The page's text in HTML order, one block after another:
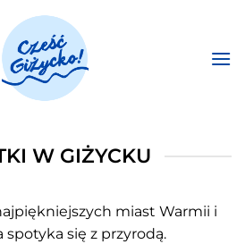
W GIŻYCKU
miast Warmii i
spotyka się z przyrodą.